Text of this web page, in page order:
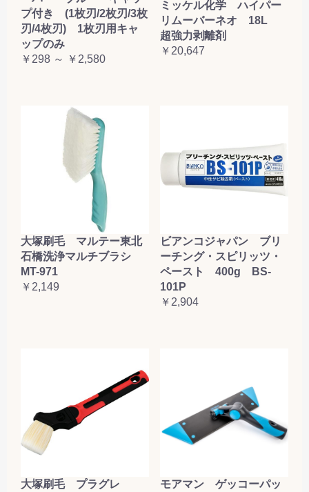
プ付き (1枚刃/2枚刃/3枚
刃/4枚刃) 1枚刃用キャ
ップのみ
￥298 ～ ￥2,580
ミッケル化学 ハイパー
リムーバーネオ 18L
超強力剥離剤
￥20,647
大塚刷毛 マルテー東北
石橋洗浄マルチブラシ
MT-971
￥2,149
ビアンコジャパン ブリ
ーチング・スピリッツ・
ペースト 400g BS-
101P
￥2,904
大塚刷毛 プラグレ
モアマン ゲッコーパッ